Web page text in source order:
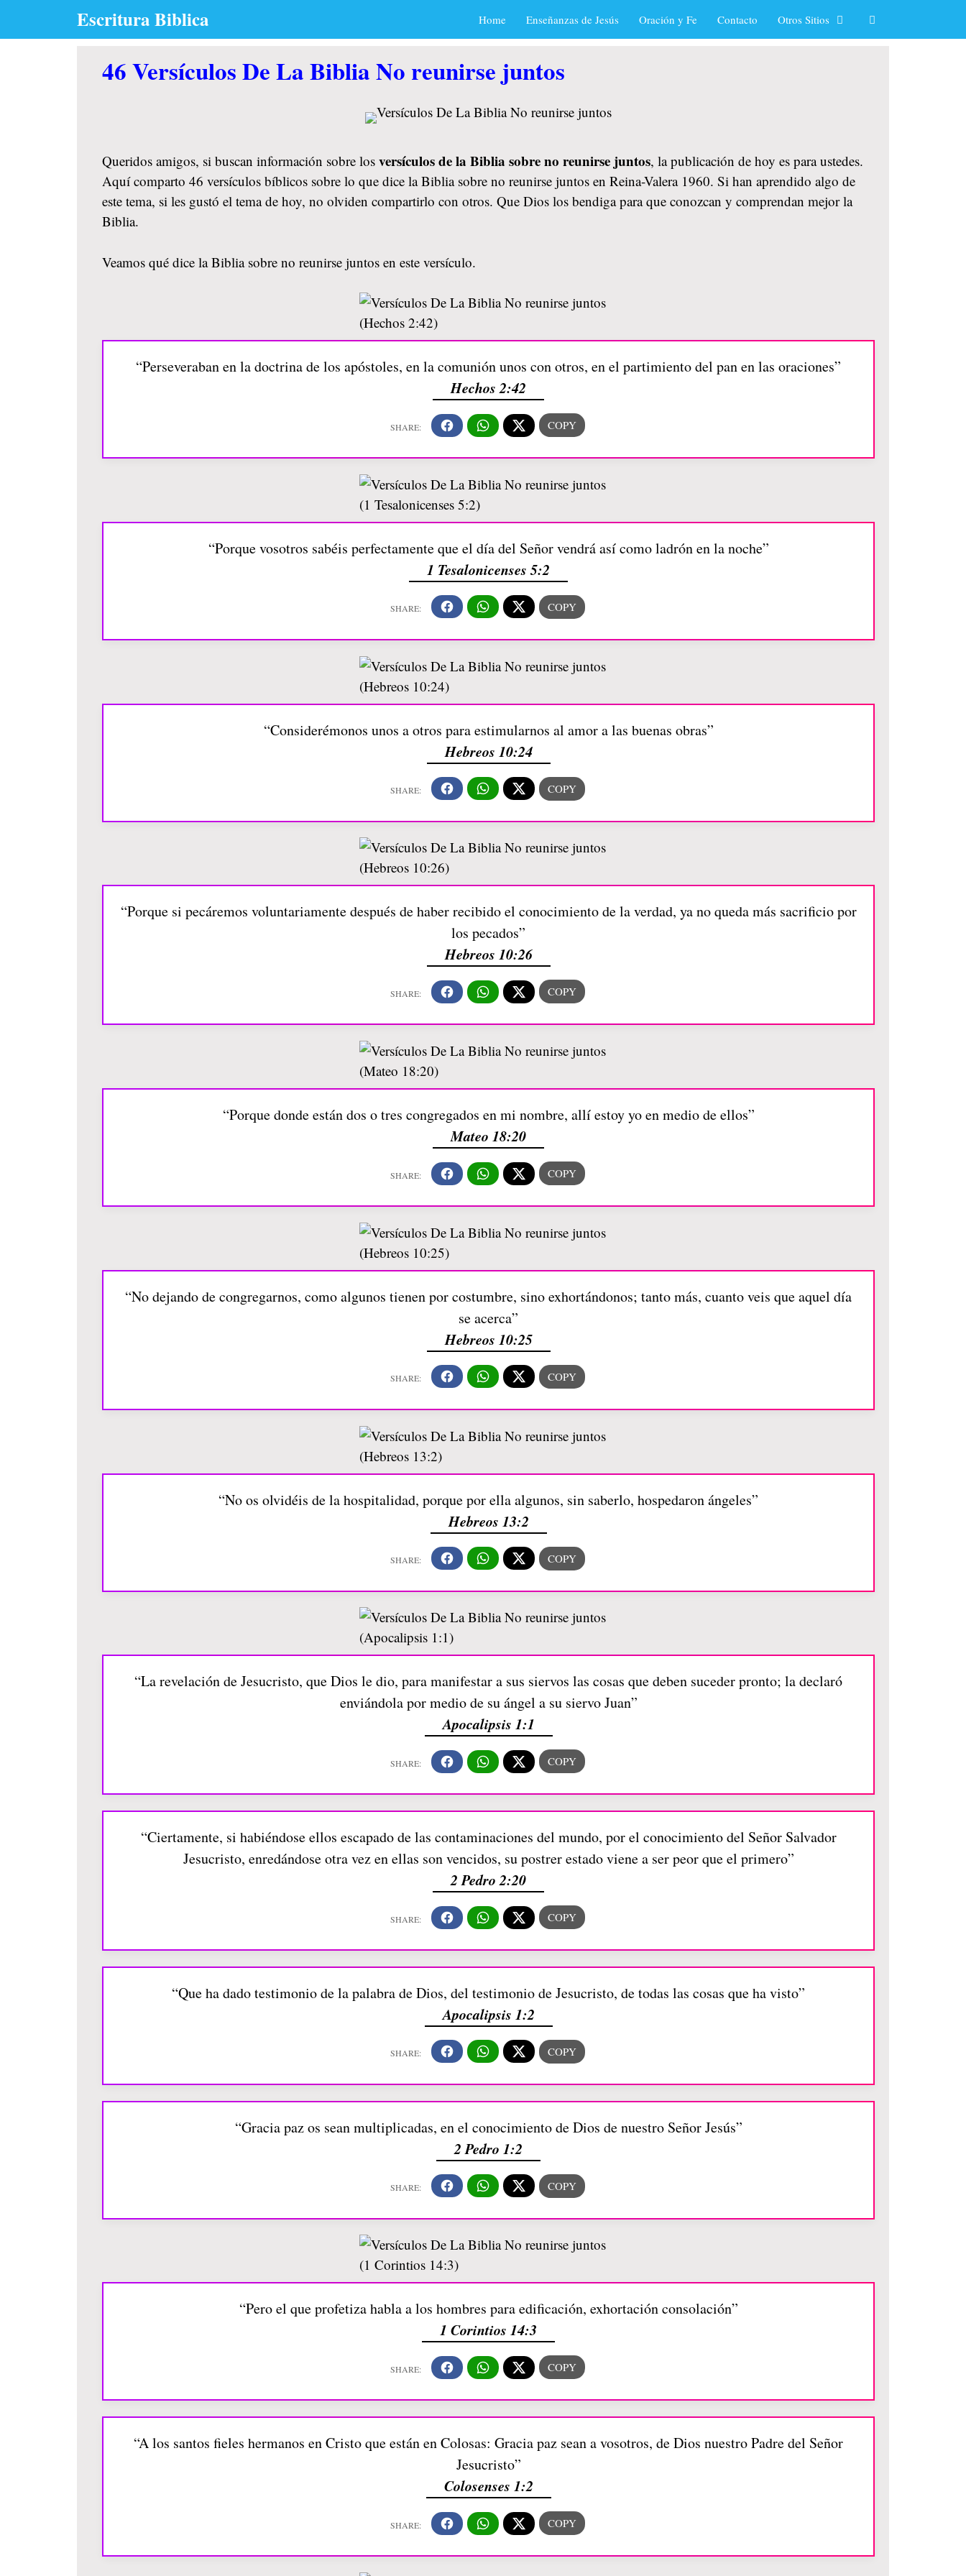
Escritura Biblica Home Enseñanzas de Jesús Oración y Fe Contacto Otros Sitios
46 Versículos De La Biblia No reunirse juntos
Queridos amigos, si buscan información sobre los versículos de la Biblia sobre no reunirse juntos, la publicación de hoy es para ustedes.
Aquí comparto 46 versículos bíblicos sobre lo que dice la Biblia sobre no reunirse juntos en Reina-Valera 1960. Si han aprendido algo de
este tema, si les gustó el tema de hoy, no olviden compartirlo con otros. Que Dios los bendiga para que conozcan y comprendan mejor la
Biblia.
Veamos qué dice la Biblia sobre no reunirse juntos en este versículo.
“Perseveraban en la doctrina de los apóstoles, en la comunión unos con otros, en el partimiento del pan en las oraciones”
Hechos 2:42
“Porque vosotros sabéis perfectamente que el día del Señor vendrá así como ladrón en la noche”
1 Tesalonicenses 5:2
“Considerémonos unos a otros para estimularnos al amor a las buenas obras”
Hebreos 10:24
“Porque si pecáremos voluntariamente después de haber recibido el conocimiento de la verdad, ya no queda más sacrificio por
los pecados”
Hebreos 10:26
“Porque donde están dos o tres congregados en mi nombre, allí estoy yo en medio de ellos”
Mateo 18:20
“No dejando de congregarnos, como algunos tienen por costumbre, sino exhortándonos; tanto más, cuanto veis que aquel día
se acerca”
Hebreos 10:25
“No os olvidéis de la hospitalidad, porque por ella algunos, sin saberlo, hospedaron ángeles”
Hebreos 13:2
“La revelación de Jesucristo, que Dios le dio, para manifestar a sus siervos las cosas que deben suceder pronto; la declaró
enviándola por medio de su ángel a su siervo Juan”
Apocalipsis 1:1
“Ciertamente, si habiéndose ellos escapado de las contaminaciones del mundo, por el conocimiento del Señor Salvador
Jesucristo, enredándose otra vez en ellas son vencidos, su postrer estado viene a ser peor que el primero”
2 Pedro 2:20
“Que ha dado testimonio de la palabra de Dios, del testimonio de Jesucristo, de todas las cosas que ha visto”
Apocalipsis 1:2
“Gracia paz os sean multiplicadas, en el conocimiento de Dios de nuestro Señor Jesús”
2 Pedro 1:2
“Pero el que profetiza habla a los hombres para edificación, exhortación consolación”
1 Corintios 14:3
“A los santos fieles hermanos en Cristo que están en Colosas: Gracia paz sean a vosotros, de Dios nuestro Padre del Señor
Jesucristo”
Colosenses 1:2